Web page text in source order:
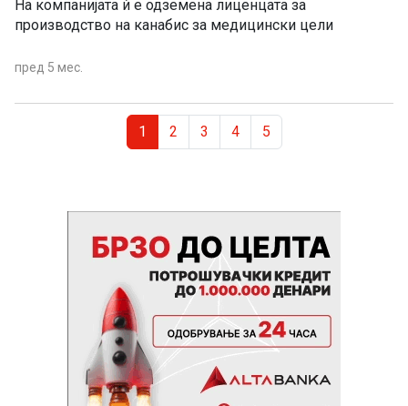
На компанијата ѝ е одземена лиценцата за
производство на канабис за медицински цели
пред 5 мес.
Current Page
1 Page
2 Page
3 Page
4 Page
5